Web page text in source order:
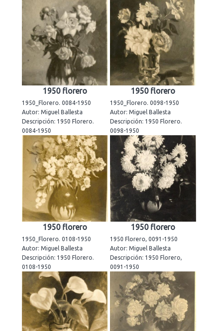
1950 florero
1950_Florero. 0084-1950
Autor: Miguel Ballesta
Descripción: 1950 Florero.
0084-1950
1950 florero
1950_Florero. 0098-1950
Autor: Miguel Ballesta
Descripción: 1950 Florero.
0098-1950
1950 florero
1950_Florero. 0108-1950
Autor: Miguel Ballesta
Descripción: 1950 Florero.
0108-1950
1950 florero
1950 Florero, 0091-1950
Autor: Miguel Ballesta
Descripción: 1950 Florero,
0091-1950